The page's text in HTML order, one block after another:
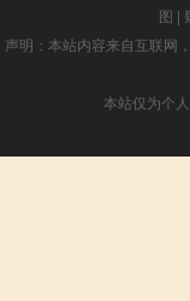
图 |
声明：本站内容来自互联网
本站仅为个